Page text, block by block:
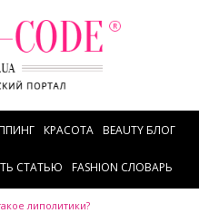
КРАСОТА BEAUTY БЛОГ
СТАТЬЮ FASHION СЛОВАРЬ
липолитики?